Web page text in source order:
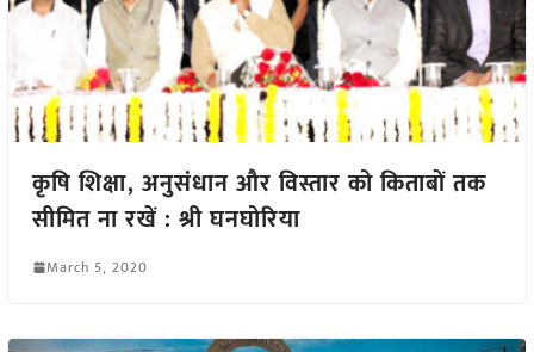
कृषि शिक्षा, अनुसंधान और विस्तार को किताबों तक
सीमित ना रखें : श्री घनघोरिया
March 5, 2020